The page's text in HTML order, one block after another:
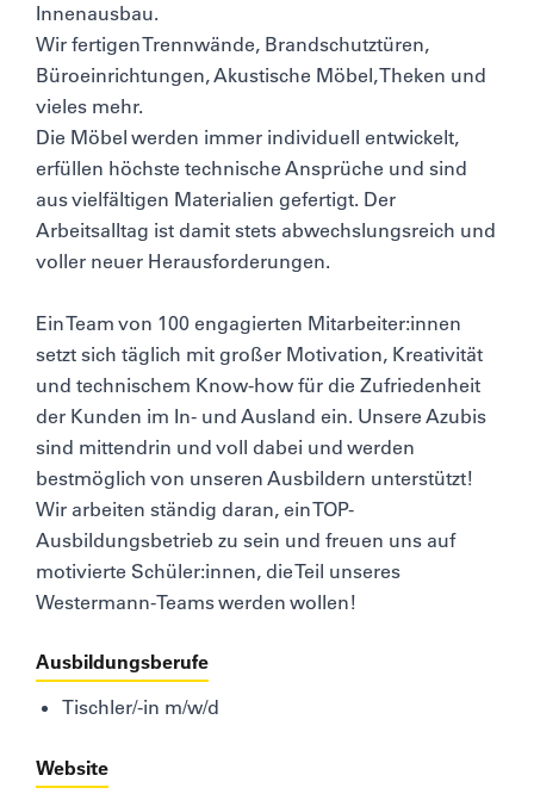
Innenausbau.
Wir fertigen Trennwände, Brandschutztüren,
Büroeinrichtungen, Akustische Möbel, Theken und
vieles mehr.
Die Möbel werden immer individuell entwickelt,
erfüllen höchste technische Ansprüche und sind
aus vielfältigen Materialien gefertigt. Der
Arbeitsalltag ist damit stets abwechslungsreich und
voller neuer Herausforderungen.
Ein Team von 100 engagierten Mitarbeiter:innen
setzt sich täglich mit großer Motivation, Kreativität
und technischem Know-how für die Zufriedenheit
der Kunden im In- und Ausland ein. Unsere Azubis
sind mittendrin und voll dabei und werden
bestmöglich von unseren Ausbildern unterstützt!
Wir arbeiten ständig daran, ein TOP-
Ausbildungsbetrieb zu sein und freuen uns auf
motivierte Schüler:innen, die Teil unseres
Westermann-Teams werden wollen!
Ausbildungsberufe
Tischler/-in m/w/d
Website